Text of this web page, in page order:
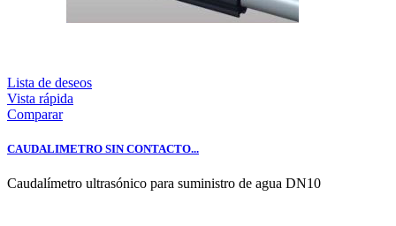
Lista de deseos
Vista rápida
Comparar
CAUDALIMETRO SIN CONTACTO...
Caudalímetro ultrasónico para suministro de agua DN10